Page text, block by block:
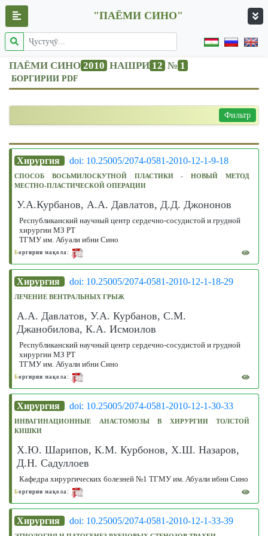
"ПАЁМИ СИНО"
ПАЁМИ СИНО 2010 НАШРИ 12 № 1
БОРГИРИИ PDF
Фильтр
Хирургия doi: 10.25005/2074-0581-2010-12-1-9-18
СПОСОБ ВОСЬМИЛОСКУТНОЙ ПЛАСТИКИ - НОВЫЙ МЕТОД
МЕСТНО-ПЛАСТИЧЕСКОЙ ОПЕРАЦИИ
У.А.Курбанов, А.А. Давлатов, Д.Д. Джононов
Республиканский научный центр сердечно-сосудистой и грудной
хирургии МЗ РТ
ТГМУ им. Абуали ибни Сино
Боргирии мақола:
Хирургия doi: 10.25005/2074-0581-2010-12-1-18-29
ЛЕЧЕНИЕ ВЕНТРАЛЬНЫХ ГРЫЖ
А.А. Давлатов, У.А. Курбанов, С.М.
Джанобилова, К.А. Исмоилов
Республиканский научный центр сердечно-сосудистой и грудной
хирургии МЗ РТ
ТГМУ им. Абуали ибни Сино
Боргирии мақола:
Хирургия doi: 10.25005/2074-0581-2010-12-1-30-33
ИНВАГИНАЦИОННЫЕ АНАСТОМОЗЫ В ХИРУРГИИ ТОЛСТОЙ
КИШКИ
Х.Ю. Шарипов, К.М. Курбонов, Х.Ш. Назаров,
Д.Н. Cадуллоев
Кафедра хирургических болезней №1 ТГМУ им. Абуали ибни Сино
Боргирии мақола:
Хирургия doi: 10.25005/2074-0581-2010-12-1-33-39